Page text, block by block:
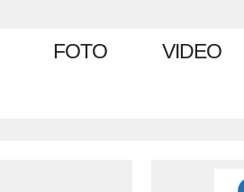
FOTO VIDEO